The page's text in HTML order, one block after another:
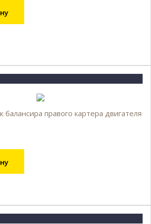
балансира правого картера двигателя